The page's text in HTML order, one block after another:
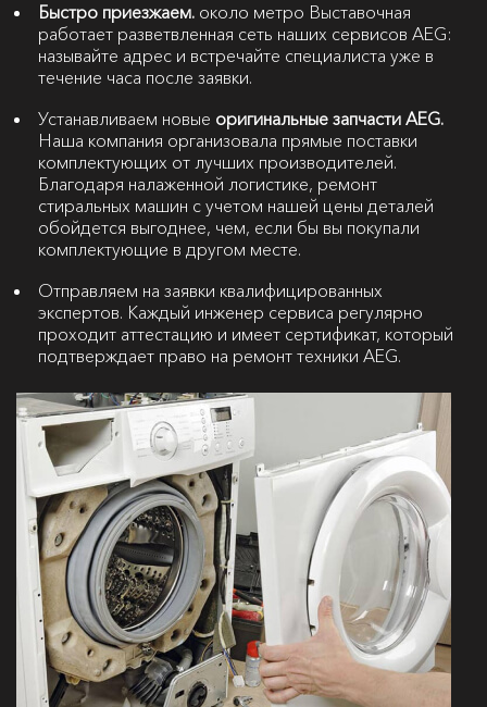
Быстро приезжаем. около метро Выставочная
работает разветвленная сеть наших сервисов AEG:
называйте адрес и встречайте специалиста уже в
течение часа после заявки.
Устанавливаем новые оригинальные запчасти AEG.
Наша компания организовала прямые поставки
комплектующих от лучших производителей.
Благодаря налаженной логистике, ремонт
стиральных машин с учетом нашей цены деталей
обойдется выгоднее, чем, если бы вы покупали
комплектующие в другом месте.
Отправляем на заявки квалифицированных
экспертов. Каждый инженер сервиса регулярно
проходит аттестацию и имеет сертификат, который
подтверждает право на ремонт техники AEG.